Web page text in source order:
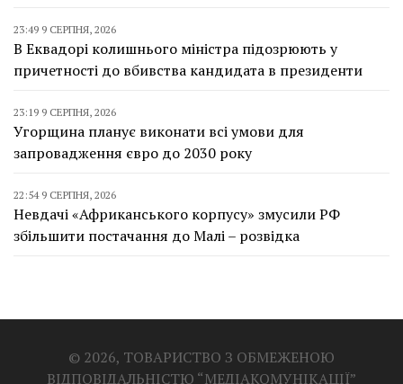
23:49 9 СЕРПНЯ, 2026
В Еквадорі колишнього міністра підозрюють у
причетності до вбивства кандидата в президенти
23:19 9 СЕРПНЯ, 2026
Угорщина планує виконати всі умови для
запровадження євро до 2030 року
22:54 9 СЕРПНЯ, 2026
Невдачі «Африканського корпусу» змусили РФ
збільшити постачання до Малі – розвідка
© 2026, ТОВАРИСТВО З ОБМЕЖЕНОЮ
ВІДПОВІДАЛЬНІСТЮ “МЕДІАКОМУНІКАЦІЇ”